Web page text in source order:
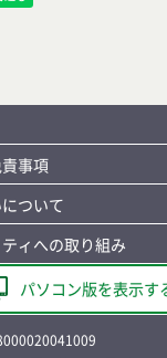
事項
ついて
ィへの取り組み
パソコン版を表示す